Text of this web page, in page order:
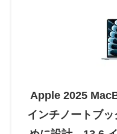
Apple 2025
インチノートブ